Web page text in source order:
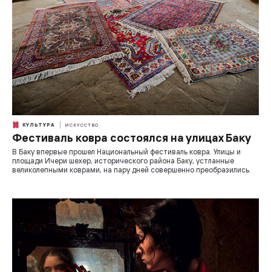
КУЛЬТУРА ИСКУССТВО
Фестиваль ковра состоялся на улицах Баку
В Баку впервые прошел Национальный фестиваль ковра. Улицы и
площади Ичери шехер, исторического района Баку, устланные
великолепными коврами, на пару дней совершенно преобразились.